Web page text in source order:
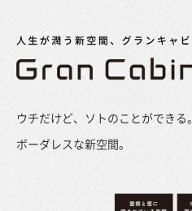
ウチだけど、 ソトのことができる。
ボーダレスな新空間。